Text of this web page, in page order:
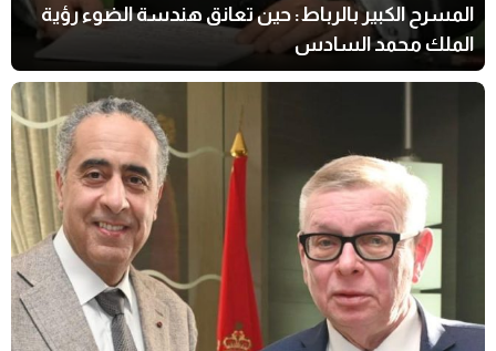
المسرح الكبير بالرباط: حين تعانق هندسة الضوء رؤية
الملك محمد السادس